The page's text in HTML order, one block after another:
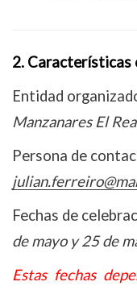
2. Características
Entidad
Manzanares El
Persona de
Fechas de
de mayo y 25 de
Estas fechas